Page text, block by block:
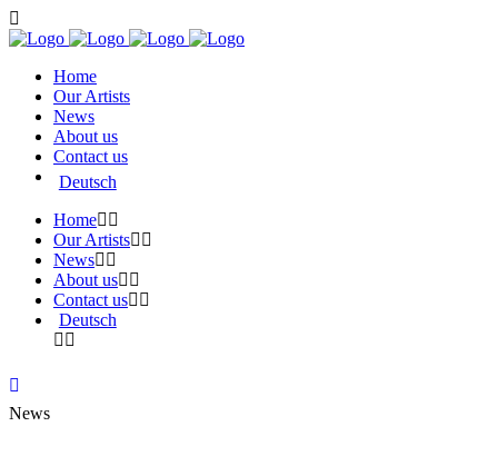
Home
Our Artists
News
About us
Contact us
Deutsch
Home
Our Artists
News
About us
Contact us
Deutsch
News